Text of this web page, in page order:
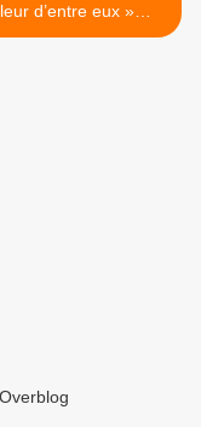
d’entre eux »…
(par Nicolas Gauthier) >